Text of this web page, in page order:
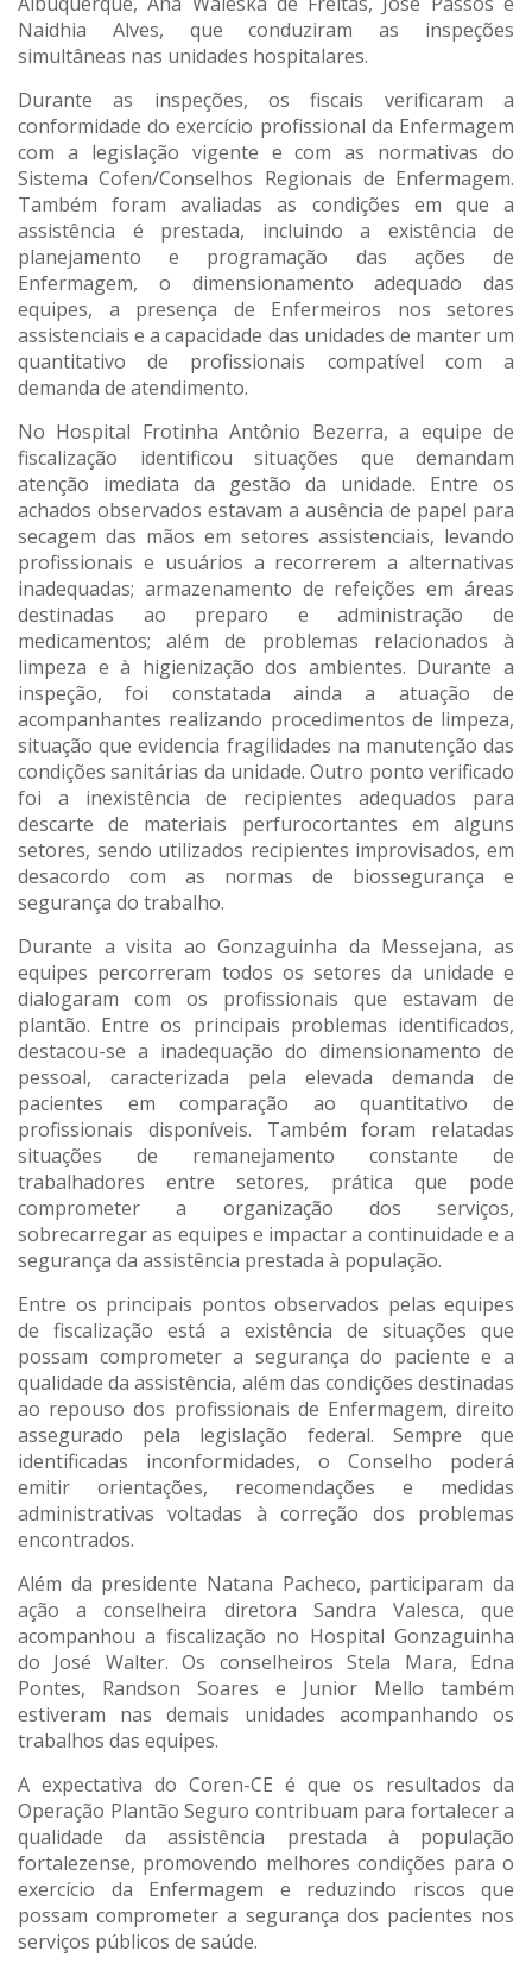
Naidhia Alves, que conduziram as inspeções
simultâneas nas unidades hospitalares.
Durante as inspeções, os fiscais verificaram a
conformidade do exercício profissional da Enfermagem
com a legislação vigente e com as normativas do
Sistema Cofen/Conselhos Regionais de Enfermagem.
Também foram avaliadas as condições em que a
assistência é prestada, incluindo a existência de
planejamento e programação das ações de
Enfermagem, o dimensionamento adequado das
equipes, a presença de Enfermeiros nos setores
assistenciais e a capacidade das unidades de manter um
quantitativo de profissionais compatível com a
demanda de atendimento.
No Hospital Frotinha Antônio Bezerra, a equipe de
fiscalização identificou situações que demandam
atenção imediata da gestão da unidade. Entre os
achados observados estavam a ausência de papel para
secagem das mãos em setores assistenciais, levando
profissionais e usuários a recorrerem a alternativas
inadequadas; armazenamento de refeições em áreas
destinadas ao preparo e administração de
medicamentos; além de problemas relacionados à
limpeza e à higienização dos ambientes. Durante a
inspeção, foi constatada ainda a atuação de
acompanhantes realizando procedimentos de limpeza,
situação que evidencia fragilidades na manutenção das
condições sanitárias da unidade. Outro ponto verificado
foi a inexistência de recipientes adequados para
descarte de materiais perfurocortantes em alguns
setores, sendo utilizados recipientes improvisados, em
desacordo com as normas de biossegurança e
segurança do trabalho.
Durante a visita ao Gonzaguinha da Messejana, as
equipes percorreram todos os setores da unidade e
dialogaram com os profissionais que estavam de
plantão. Entre os principais problemas identificados,
destacou-se a inadequação do dimensionamento de
pessoal, caracterizada pela elevada demanda de
pacientes em comparação ao quantitativo de
profissionais disponíveis. Também foram relatadas
situações de remanejamento constante de
trabalhadores entre setores, prática que pode
comprometer a organização dos serviços,
sobrecarregar as equipes e impactar a continuidade e a
segurança da assistência prestada à população.
Entre os principais pontos observados pelas equipes
de fiscalização está a existência de situações que
possam comprometer a segurança do paciente e a
qualidade da assistência, além das condições destinadas
ao repouso dos profissionais de Enfermagem, direito
assegurado pela legislação federal. Sempre que
identificadas inconformidades, o Conselho poderá
emitir orientações, recomendações e medidas
administrativas voltadas à correção dos problemas
encontrados.
Além da presidente Natana Pacheco, participaram da
ação a conselheira diretora Sandra Valesca, que
acompanhou a fiscalização no Hospital Gonzaguinha
do José Walter. Os conselheiros Stela Mara, Edna
Pontes, Randson Soares e Junior Mello também
estiveram nas demais unidades acompanhando os
trabalhos das equipes.
A expectativa do Coren-CE é que os resultados da
Operação Plantão Seguro contribuam para fortalecer a
qualidade da assistência prestada à população
fortalezense, promovendo melhores condições para o
exercício da Enfermagem e reduzindo riscos que
possam comprometer a segurança dos pacientes nos
serviços públicos de saúde.